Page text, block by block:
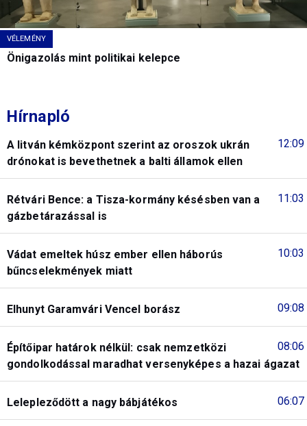
VÉLEMÉNY
Önigazolás mint politikai kelepce
Hírnapló
12:09
A litván kémközpont szerint az oroszok ukrán
drónokat is bevethetnek a balti államok ellen
11:03
Rétvári Bence: a Tisza-kormány késésben van a
gázbetárazással is
10:03
Vádat emeltek húsz ember ellen háborús
bűncselekmények miatt
09:08
Elhunyt Garamvári Vencel borász
08:06
Építőipar határok nélkül: csak nemzetközi
gondolkodással maradhat versenyképes a hazai ágazat
06:07
Lelepleződött a nagy bábjátékos